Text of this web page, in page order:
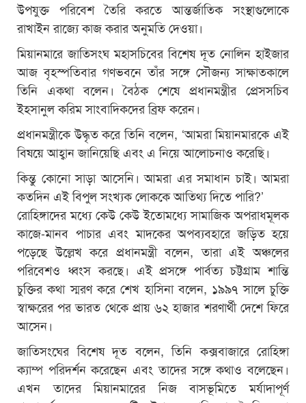
উপযুক্ত পরিবেশ তৈরি করতে আন্তর্জাতিক সংস্থাগুলোকে
রাখাইন রাজ্যে কাজ করার অনুমতি দেওয়া।
মিয়ানমারে জাতিসংঘ মহাসচিবের বিশেষ দূত নোলিন হাইজার
আজ বৃহস্পতিবার গণভবনে তাঁর সঙ্গে সৌজন্য সাক্ষাতকালে
তিনি একথা বলেন। বৈঠক শেষে প্রধানমন্ত্রীর প্রেসসচিব
ইহসানুল করিম সাংবাদিকদের ব্রিফ করেন।
প্রধানমন্ত্রীকে উদ্ধৃত করে তিনি বলেন, ‘আমরা মিয়ানমারকে এই
বিষয়ে আহ্বান জানিয়েছি এবং এ নিয়ে আলোচনাও করেছি।
কিন্তু কোনো সাড়া আসেনি। আমরা এর সমাধান চাই। আমরা
কতদিন এই বিপুল সংখ্যক লোককে আতিথ্য দিতে পারি?’
রোহিঙ্গাদের মধ্যে কেউ কেউ ইতোমধ্যে সামাজিক অপরাধমূলক
কাজে-মানব পাচার এবং মাদকের অপব্যবহারে জড়িত হয়ে
পড়েছে উল্লেখ করে প্রধানমন্ত্রী বলেন, তারা এই অঞ্চলের
পরিবেশও ধ্বংস করছে। এই প্রসঙ্গে পার্বত্য চট্টগ্রাম শান্তি
চুক্তির কথা স্মরণ করে শেখ হাসিনা বলেন, ১৯৯৭ সালে চুক্তি
স্বাক্ষরের পর ভারত থেকে প্রায় ৬২ হাজার শরণার্থী দেশে ফিরে
আসেন।
জাতিসংঘের বিশেষ দূত বলেন, তিনি কক্সবাজারে রোহিঙ্গা
ক্যাম্প পরিদর্শন করেছেন এবং তাদের সঙ্গে কথাও বলেছেন।
এখন তাদের মিয়ানমারের নিজ বাসভূমিতে মর্যাদাপূর্ণ